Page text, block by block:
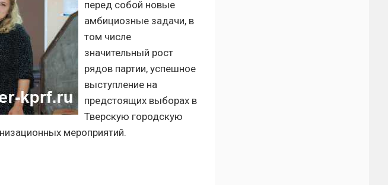
перед собой новые
амбициозные задачи, в
том числе
значительный рост
рядов партии, успешное
выступление на
предстоящих выборах в
Тверскую городскую
мероприятий.